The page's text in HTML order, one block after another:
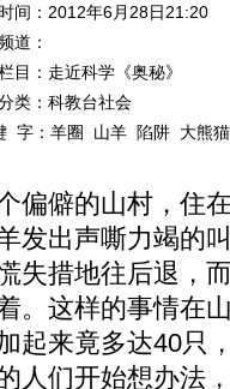
间：2012年6月28日21:20
道：
目： 走近科学《奥秘》
类：科教台社会
字： 羊圈 山羊 陷阱 大熊猫
偏僻的山村，住
发出声嘶力竭的
失措地往后退，
。这样的事情在
起来竟多达40只
人们开始想办法